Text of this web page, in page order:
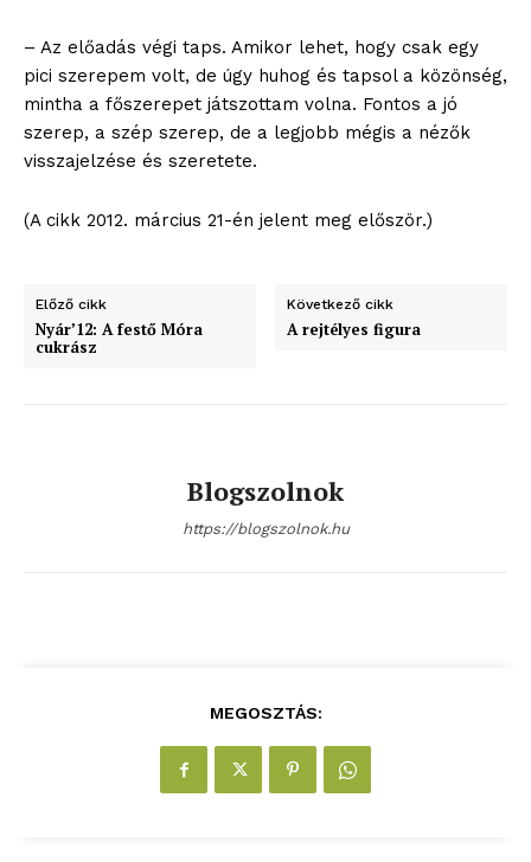
ELŐFIZETÉS
Hasznos
bSZ fiók
Adatkezelési tájékoztató
– Az előadás végi taps. Amikor lehet, hogy csak egy
pici szerepem volt, de úgy huhog és tapsol a közönség,
mintha a főszerepet játszottam volna. Fontos a jó
szerep, a szép szerep, de a legjobb mégis a nézők
visszajelzése és szeretete.
(A cikk 2012. március 21-én jelent meg először.)
Előző cikk
Nyár’12: A festő Móra
cukrász
Következő cikk
A rejtélyes figura
Blogszolnok
https://blogszolnok.hu
MEGOSZTÁS: